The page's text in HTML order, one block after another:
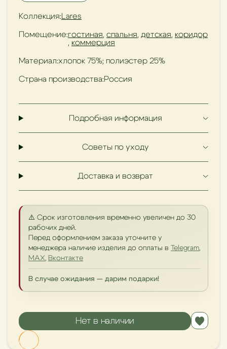
Коллекция: Lares
Помещение:гостиная, спальня, детская, коридор
, коммерция
Материал:хлопок 75%; полиэстер 25%
Страна производства:Россия
Подробная информация
Советы по уходу
Доставка и возврат
⚠️ Срок изготовления временно увеличен до 30
рабочих дней.
Перед оформлением заказа уточните у
менеджера наличие изделия до оплаты в
Telegram,
MAX, Вконтакте
В случае ожидания — дарим подарки!
Нет в наличии